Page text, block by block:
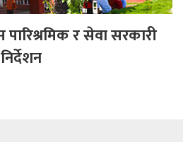
पारिश्रमिक र सेवा सरकारी